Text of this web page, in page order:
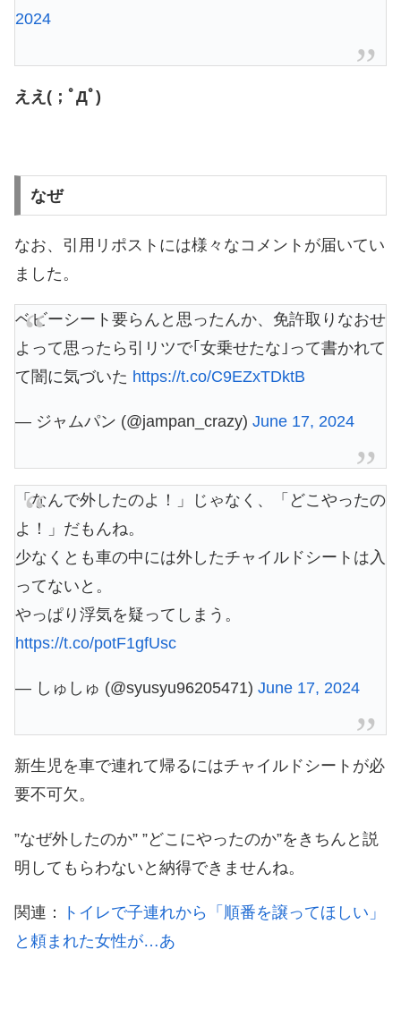
2024
ええ(；ﾟДﾟ)
なぜ
なお、引用リポストには様々なコメントが届いてい
ました。
ベビーシート要らんと思ったんか、免許取りなおせ
よって思ったら引リツで｢女乗せたな｣って書かれて
て闇に気づいた https://t.co/C9EZxTDktB
— ジャムパン (@jampan_crazy) June 17, 2024
「なんで外したのよ！」じゃなく、「どこやったの
よ！」だもんね。
少なくとも車の中には外したチャイルドシートは入
ってないと。
やっぱり浮気を疑ってしまう。
https://t.co/potF1gfUsc
— しゅしゅ (@syusyu96205471) June 17, 2024
新生児を車で連れて帰るにはチャイルドシートが必
要不可欠。
”なぜ外したのか” ”どこにやったのか”をきちんと説
明してもらわないと納得できませんね。
関連：
トイレで子連れから「順番を譲ってほしい」
と頼まれた女性が…あ